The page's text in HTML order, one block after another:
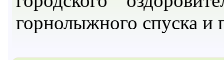
горнолыжного спуска и